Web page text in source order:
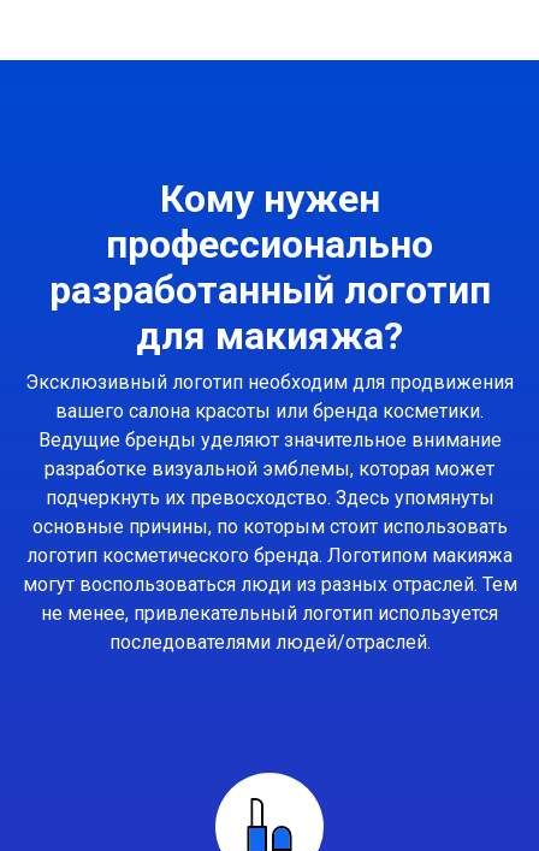
Кому нужен
профессионально
разработанный логотип
для макияжа?
Эксклюзивный логотип необходим для продвижения
вашего салона красоты или бренда косметики.
Ведущие бренды уделяют значительное внимание
разработке визуальной эмблемы, которая может
подчеркнуть их превосходство. Здесь упомянуты
основные причины, по которым стоит использовать
логотип косметического бренда. Логотипом макияжа
могут воспользоваться люди из разных отраслей. Тем
не менее, привлекательный логотип используется
последователями людей/отраслей.